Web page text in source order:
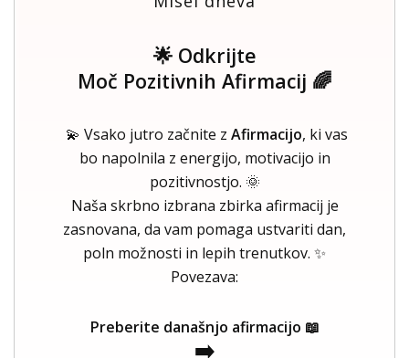
🌟 Odkrijte
Moč Pozitivnih Afirmacij 🌈
💫 Vsako jutro začnite z Afirmacijo, ki vas
bo napolnila z energijo, motivacijo in
pozitivnostjo. 🌞
Naša skrbno izbrana zbirka afirmacij je
zasnovana, da vam pomaga ustvariti dan,
poln možnosti in lepih trenutkov. ✨
Povezava:
Preberite današnjo afirmacijo 📖
➡️